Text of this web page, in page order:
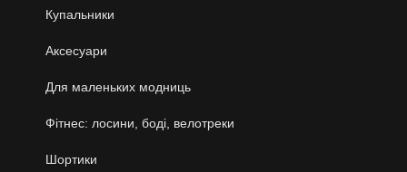
Купальники
Аксесуари
Для маленьких модниць
Фітнес: лосини, боді, велотреки
Шортики